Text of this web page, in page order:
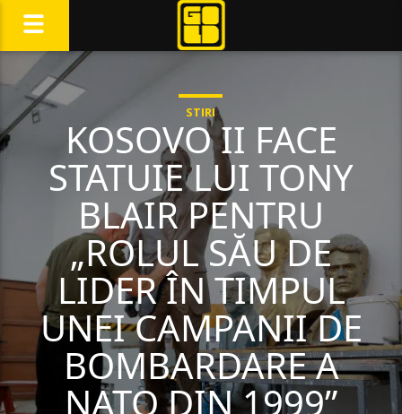
STIRI
KOSOVO II FACE
STATUIE LUI TONY
BLAIR PENTRU
„ROLUL SĂU DE
LIDER ÎN TIMPUL
UNEI CAMPANII DE
BOMBARDARE A
NATO DIN 1999”